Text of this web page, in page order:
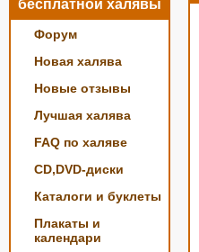
бесплатной халявы
Форум
Новая халява
Новые отзывы
Лучшая халява
FAQ по халяве
CD,DVD-диски
Каталоги и буклеты
Плакаты и
календари